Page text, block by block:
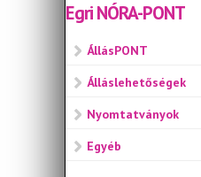
Egri NÓRA-PONT
ÁllásPONT
Álláslehetőségek
Nyomtatványok
Egyéb